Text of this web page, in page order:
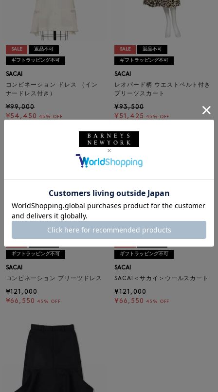
SALE 返品不可
ギフトラッピング不可
SACAI
コンビネーション ドレス （イン
ナードレス付き）
¥99,000
¥54,450 45% OFF
SALE 返品不可
ギフトラッピング不可
SACAI
レオパード柄 ウエストベルト付き
プリーツスカート
¥93,500
¥51,425 45% OFF
ギフトラッピング不可
SACAI
コンビネーション プリーツドレス
¥121,000
¥66,550 45% OFF
ギフトラッピング不可
SACAI
SACAI＜サカイ＞ウールスカート
¥121,000
¥66,550 45% OFF